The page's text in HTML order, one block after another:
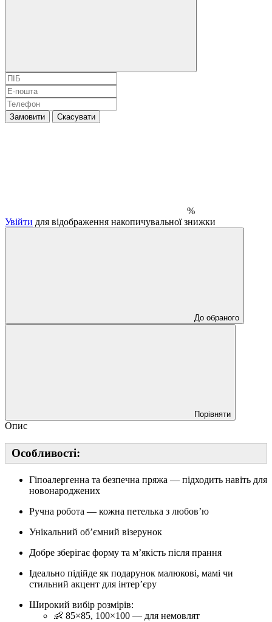
Замовити Скасувати
%
Увійти для відображення накопичувальної знижки
До обраного
Порівняти
Опис
Особливості:
Гіпоалергенна та безпечна пряжа — підходить навіть для
новонароджених
Ручна робота — кожна петелька з любов’ю
Унікальний об’ємний візерунок
Добре зберігає форму та м’якість після прання
Ідеально підійде як подарунок малюкові, мамі чи
стильний акцент для інтер’єру
Широкий вибір розмірів:
👶 85×85, 100×100 — для немовлят